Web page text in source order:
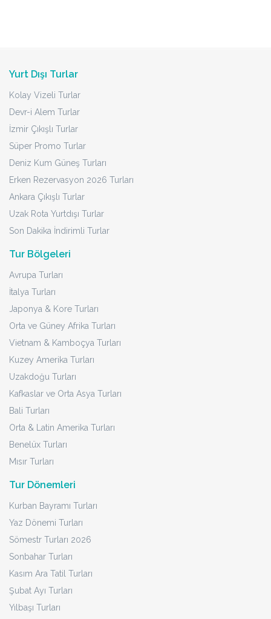
Yurt Dışı Turlar
Kolay Vizeli Turlar
Devr-i Alem Turlar
İzmir Çıkışlı Turlar
Süper Promo Turlar
Deniz Kum Güneş Turları
Erken Rezervasyon 2026 Turları
Ankara Çıkışlı Turlar
Uzak Rota Yurtdışı Turlar
Son Dakika İndirimli Turlar
Tur Bölgeleri
Avrupa Turları
İtalya Turları
Japonya & Kore Turları
Orta ve Güney Afrika Turları
Vietnam & Kamboçya Turları
Kuzey Amerika Turları
Uzakdoğu Turları
Kafkaslar ve Orta Asya Turları
Bali Turları
Orta & Latin Amerika Turları
Benelüx Turları
Mısır Turları
Tur Dönemleri
Kurban Bayramı Turları
Yaz Dönemi Turları
Sömestr Turları 2026
Sonbahar Turları
Kasım Ara Tatil Turları
Şubat Ayı Turları
Yılbaşı Turları